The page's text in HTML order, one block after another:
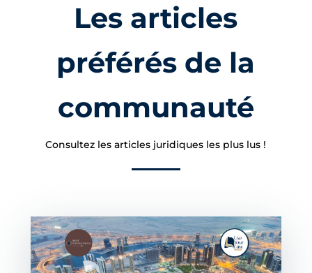
Les articles
préférés de la
communauté
Consultez les articles juridiques les plus lus !